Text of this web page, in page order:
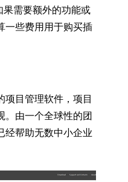
需要额外的功能或
一些费用用于购买插
目管理软件，项目
。由一个全球性的团
经帮助无数中小企业